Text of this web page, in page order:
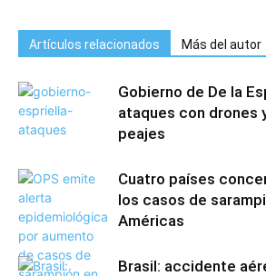
Artículos relacionados Más del autor
Gobierno de De la
ataques con drones
peajes
Cuatro países
los casos de
Américas
Brasil: accidente